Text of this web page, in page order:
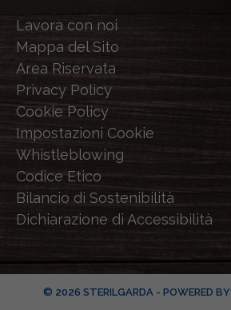
Lavora con noi
Mappa del Sito
Area Riservata
Privacy Policy
Cookie Policy
Impostazioni Cookie
Whistleblowing
Codice Etico
Bilancio di Sostenibilità
Dichiarazione di Accessibilità
© 2026 STERILGARDA - POWERED BY